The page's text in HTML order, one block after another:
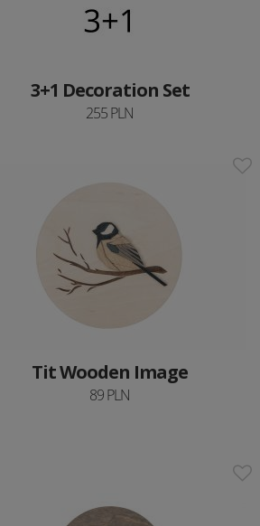
3+1 Decoration Set
255 PLN
Tit Wooden Image
89 PLN